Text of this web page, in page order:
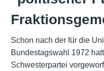
Schon nach der für die
Bundestagswahl 1972
Schwesterpartei